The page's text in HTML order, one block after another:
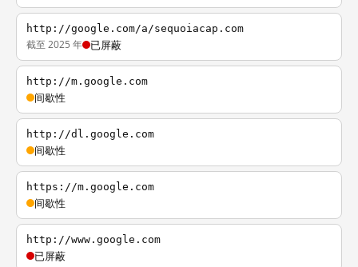
http://google.com/a/sequoiacap.com
截至 2025 年 已屏蔽
http://m.google.com
间歇性
http://dl.google.com
间歇性
https://m.google.com
间歇性
http://www.google.com
已屏蔽